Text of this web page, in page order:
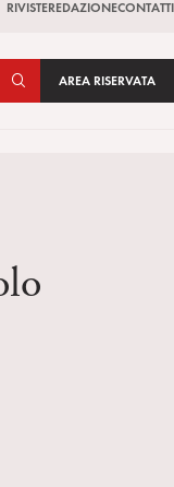
RIVISTEREDAZIONECONTATTI
AREA RISERVATA